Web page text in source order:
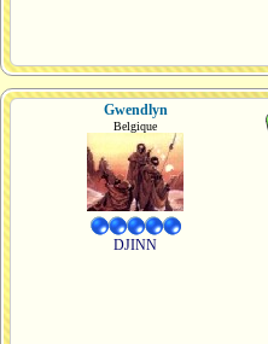
Gwendlyn
Belgique
DJINN